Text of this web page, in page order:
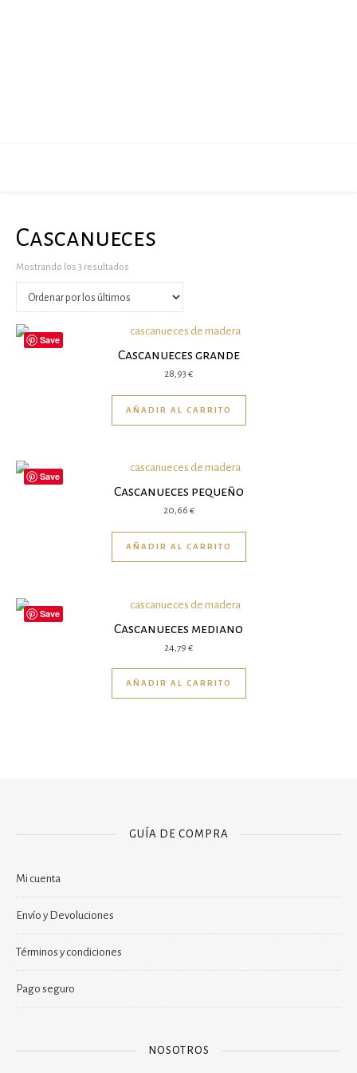
Cascanueces
Mostrando los 3 resultados
Save
Cascanueces grande
28,93 €
AÑADIR AL CARRITO
Save
Cascanueces pequeño
20,66 €
AÑADIR AL CARRITO
Save
Cascanueces mediano
24,79 €
AÑADIR AL CARRITO
GUÍA DE COMPRA
Mi cuenta
Envío y Devoluciones
Términos y condiciones
Pago seguro
NOSOTROS